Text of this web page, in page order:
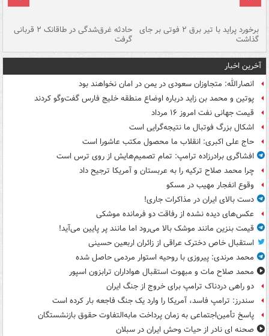
برخورد پراید با تیر برق ۲ فوتی بر جای
گذاشت
حادثه غرق‌شدگی در طاقانک ۲ قربانی
گرفت
آخرین اخبار
انصارالله: متجاوزان سعودی در یمن در امان نخواهند بود
پوتین و محمد بن زاید درباره اوضاع منطقه خلیج فارس گفت‌وگو کردند
قیمت جهانی نفت امروز ۱۶ مرداد
اشکال بزرگ فوتبال ما نتیجه‌گرایی است
حاج علی اکبری: انقلاب ما محصول مکتب عاشورا است
افشاگری برادرزاده ترامپ: تمام تصمیم‌هایش از روی ترس است
چرا محمد صلاح ترکیه را به عربستان و آمریکا ترجیح داد
وقوع انفجار مهیب در مسکو
دست بالای ایران در مذاکرات جاری!
عکس‌های دیده نشده از رفاقت دو فرمانده‌ موشکی
قیمت بنزین مانند موشک بالا می‌رود اما مانند پر پایین می‌آید!
استقبال خاص دخترک عراقی از زائران اربعین حسینی
محمد مرندی: پیروزی با روحیه استوار مردمی حاصل شده
محمد صلاح مات و مبهوت استقبال هواداران ترابزون اسپور
دو راهی دردناک ترامپ برای خروج از جنگ ایران
سندرز: ترامپ فاسد، آمریکا را وارد یک جنگ فاجعه بار کرده است
پاسخ تأمین‌اجتماعی به زمان پرداخت مابه‌التفاوت حقوق بازنشستگان
صحنه ای نادر از حیات وحش ایران در سبلان